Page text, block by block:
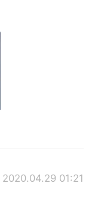
2020.04.29 01:21